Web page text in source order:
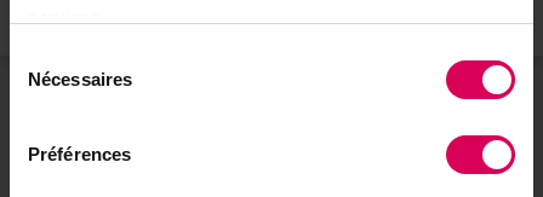
Nécessaires
Préférences
General conditions